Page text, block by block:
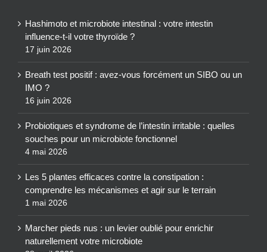
Hashimoto et microbiote intestinal : votre intestin
influence-t-il votre thyroïde ?
17 juin 2026
Breath test positif : avez-vous forcément un SIBO ou un
IMO ?
16 juin 2026
Probiotiques et syndrome de l’intestin irritable : quelles
souches pour un microbiote fonctionnel
4 mai 2026
Les 5 plantes efficaces contre la constipation :
comprendre les mécanismes et agir sur le terrain
1 mai 2026
Marcher pieds nus : un levier oublié pour enrichir
naturellement votre microbiote